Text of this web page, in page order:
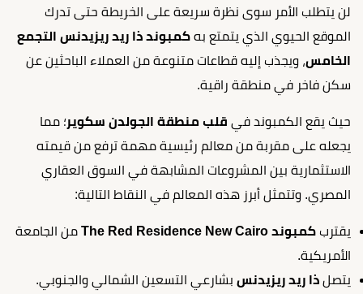
لن يتطلب الأمر سوى نظرة سريعة على الخريطة حتى تدرك
الموقع الحيوي الذي يتمتع به كمبوند ذا ريد ريزيدنس التجمع
الخامس، ويجذب إليه قطاعات متنوعة من العملاء الباحثين عن
سكن فاخر في منطقة راقية.
حيث يقع الكمبوند في قلب منطقة الجولدن سكوير؛ مما
يجعله على مقربة من معالم رئيسية مهمة ترفع من قيمته
الاستثمارية بين المشروعات المشابهة في السوق العقاري
المصري. وتتمثل أبرز هذه المعالم في النقاط التالية:
يقترب كمبوند The Red Residence New Cairo
من الجامعة
الأمريكية.
يتصل ذا ريد ريزيدنس بشارعي التسعين الشمالي والجنوبي.